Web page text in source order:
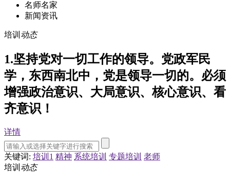
名师名家
新闻资讯
培训 动态
1.坚持党对一切工作的领导。党政军民
学，东西南北中，党是领导一切的。必须
增强政治意识、大局意识、核心意识、看
齐意识！
详情
关键词: 培训1 精神 系统培训 专题培训 老师
培训 动态